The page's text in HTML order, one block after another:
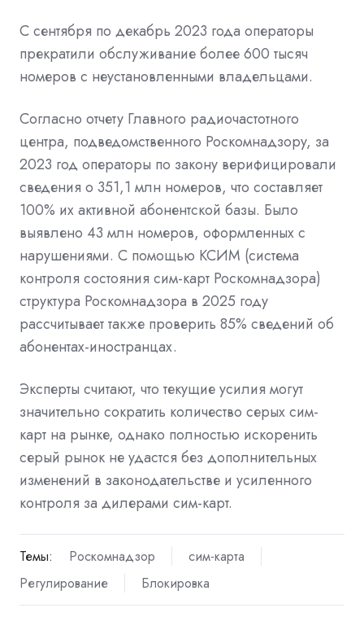
С сентября по декабрь 2023 года операторы
прекратили обслуживание более 600 тысяч
номеров с неустановленными владельцами.
Согласно отчету Главного радиочастотного
центра, подведомственного Роскомнадзору, за
2023 год операторы по закону верифицировали
сведения о 351,1 млн номеров, что составляет
100% их активной абонентской базы. Было
выявлено 43 млн номеров, оформленных с
нарушениями. С помощью КСИМ (система
контроля состояния сим-карт Роскомнадзора)
структура Роскомнадзора в 2025 году
рассчитывает также проверить 85% сведений об
абонентах-иностранцах.
Эксперты считают, что текущие усилия могут
значительно сократить количество серых сим-
карт на рынке, однако полностью искоренить
серый рынок не удастся без дополнительных
изменений в законодательстве и усиленного
контроля за дилерами сим-карт.
Темы: Роскомнадзор
сим-карта
Регулирование
Блокировка